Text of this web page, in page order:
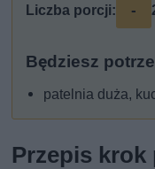
Liczba porcji: -
Będziesz
patelnia duża,
Przepis krok